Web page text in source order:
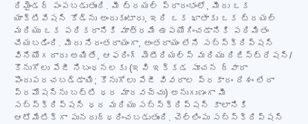
రిమైండర్ పంపబడుతుంది. మీ ట్రయల్ ప్రారంభంలో, మీరు ఒక
యాక్టివేషన్ కోడ్‌ను అందుకుంటారు, ఇది ఒక ఖాతాకు ఒక ట్రయల్
మరియు ఒక పరికరానికి మాత్రమే ఉపయోగించడానికి పరిమితం
చేయబడింది. మీరు నిరంతరాయంగా, అంతరాయం లేని సబ్‌స్క్రిప్షన్
వినియోగదారు అయితే, ఆఫరింగ్ మెటీరియల్స్ మరియు రిజిస్ట్రేషన్/
కొనుగోలు పేజీ నిబంధనలకు (ఇవి ఇక్కడ సూచన ద్వారా
పొందుపరచబడ్డాయి; కొనుగోలు పేజీ వివరాల ప్రకారం దేశం లేదా
ప్రమోషన్‌ను బట్టి ధర మారవచ్చు) అనుగుణంగా మీ
సబ్‌స్క్రిప్షన్ ధర మరియు సబ్‌స్క్రిప్షన్ కాలానికి
ఆటోమేటిక్‌గా పునరుద్ధరించబడుతుంది. చెల్లింపు సబ్‌స్క్రిప్షన్